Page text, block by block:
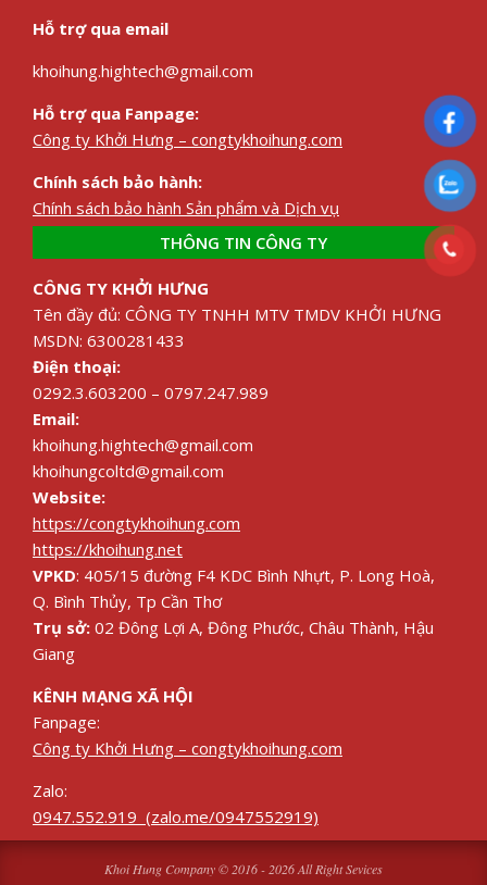
Hỗ trợ qua email
khoihung.hightech@gmail.com
Hỗ trợ qua Fanpage:
Công ty Khởi Hưng – congtykhoihung.com
Chính sách bảo hành:
Chính sách bảo hành Sản phẩm và Dịch vụ
THÔNG TIN CÔNG TY
CÔNG TY KHỞI HƯNG
Tên đầy đủ: CÔNG TY TNHH MTV TMDV KHỞI HƯNG
MSDN: 6300281433
Điện thoại:
0292.3.603200 – 0797.247.989
Email:
khoihung.hightech@gmail.com
khoihungcoltd@gmail.com
Website:
https://congtykhoihung.com
https://khoihung.net
VPKD: 405/15 đường F4 KDC Bình Nhựt, P. Long Hoà,
Q. Bình Thủy, Tp Cần Thơ
Trụ sở: 02 Đông Lợi A, Đông Phước, Châu Thành, Hậu
Giang
KÊNH MẠNG XÃ HỘI
Fanpage:
Công ty Khởi Hưng – congtykhoihung.com
Zalo:
0947.552.919 (zalo.me/0947552919)
Khoi Hung Company © 2016 - 2026 All Right Sevices